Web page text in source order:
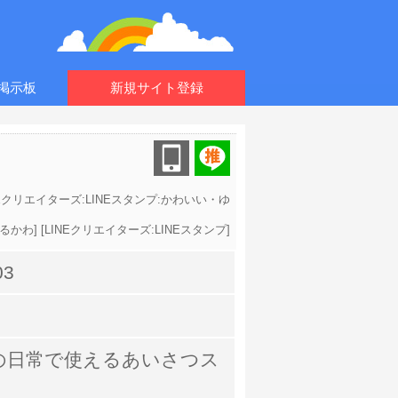
示板 新規サイト登録
リエイターズ:LINEスタンプ:かわいい・ゆ
るかわ] [ LINEクリエイターズ:LINEスタンプ]
日常で使えるあいさつス